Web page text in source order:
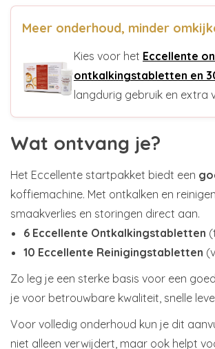
Meer onderhoud, minder
Kies voor het Eccellente
ontkalkingstabletten en
langdurig gebruik en extra
Wat ontvang je?
Het Eccellente startpakket biedt een
koffiemachine. Met ontkalken en
smaakverlies en storingen direct aan.
6 Eccellente Ontkalkingstabletten
10 Eccellente Reinigingstabletten
Zo leg je een sterke basis voor een
je voor betrouwbare kwaliteit, snelle
Voor volledig onderhoud kun je dit
niet alleen verwijdert, maar ook helpt